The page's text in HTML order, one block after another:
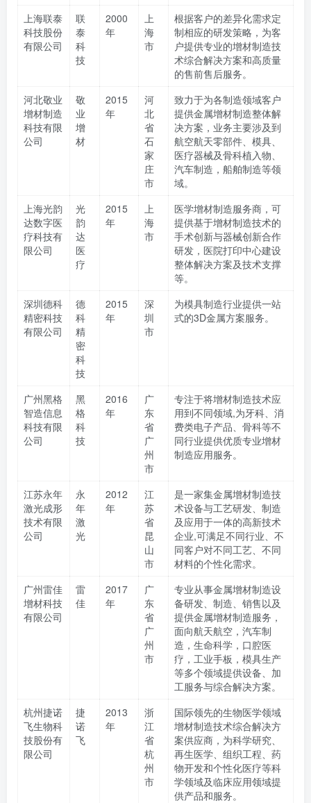
上海联泰
科技股份
有限公司
联
泰
科
技
2000
年
上
海
市
根据客户的差异化需求定
制相应的研发策略，为客
户提供专业的增材制造技
术综合解决方案和高质量
的售前售后服务。
河北敬业
增材制造
科技有限
公司
敬
业
增
材
2015
年
河
北
省
石
家
庄
市
致力于为各制造领域客户
提供金属增材制造整体解
决方案，业务主要涉及到
航空航天零部件、模具、
医疗器械及骨科植入物、
汽车制造，船舶制造等领
域。
上海光韵
达数字医
疗科技有
限公司
光
韵
达
医
疗
2015
年
上
海
市
医学增材制造服务商，可
提供基于增材制造技术的
手术创新与器械创新合作
研发，医院打印中心建设
整体解决方案及技术支撑
等。
深圳德科
精密科技
有限公司
德
科
精
密
科
技
2015
年
深
圳
市
为模具制造行业提供一站
式的3D金属方案服务。
广州黑格
智造信息
科技有限
公司
黑
格
科
技
2016
年
广
东
省
广
州
市
专注于将增材制造技术应
用到不同领域,为牙科、消
费类电子产品、骨科等不
同行业提供优质专业增材
制造应用服务。
江苏永年
激光成形
技术有限
公司
永
年
激
光
2012
年
江
苏
省
昆
山
市
是一家集金属增材制造技
术设备与工艺研发、制造
及应用于一体的高新技术
企业,可满足不同行业、不
同客户对不同工艺、不同
材料的个性化需求。
广州雷佳
增材科技
有限公司
雷
佳
2017
年
广
东
省
广
州
市
专业从事金属增材制造设
备研发、制造、销售以及
提供金属增材制造服务，
面向航天航空，汽车制
造，生命科学，口腔医
疗，工业手板，模具生产
等多个领域提供设备、加
工服务与综合解决方案。
杭州捷诺
飞生物科
技股份有
限公司
捷
诺
飞
2013
年
浙
江
省
杭
州
市
国际领先的生物医学领域
增材制造技术综合解决方
案供应商，为科学研究、
再生医学、组织工程、药
物开发和个性化医疗等科
学领域及临床应用领域提
供产品和服务。